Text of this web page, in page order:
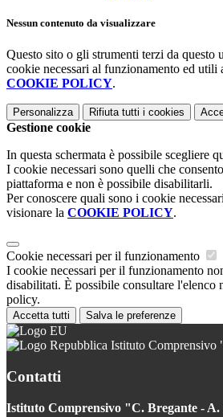
Nessun contenuto da visualizzare
Questo sito o gli strumenti terzi da questo
cookie necessari al funzionamento ed
COOKIE POLICY.
Personalizza Rifiuta tutti i cookies
Gestione cookie
In questa schermata è possibile scegliere
I cookie necessari sono quelli che
piattaforma e non è possibile disabilitarli.
Per conoscere quali sono i cookie
visionare la COOKIE POLICY.
Cookie necessari per il funzionamento
I cookie necessari per il funzionamento
disabilitati. È possibile consultare l'elenco
policy.
Accetta tutti Salva le preferenze
Istituto Comprensivo
Contatti
Istituto Comprensivo "C. Bregante -